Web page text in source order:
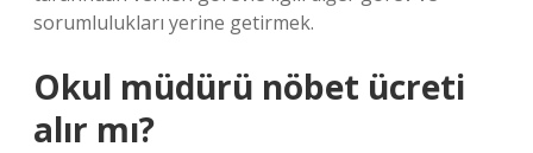
sorumlulukları yerine getirmek.
Okul müdürü nöbet ücreti
alır mı?